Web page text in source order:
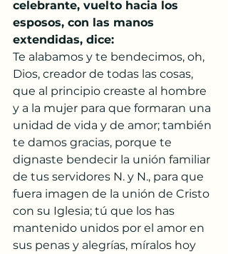
celebrante, vuelto hacia los
esposos, con las manos
extendidas, dice:
Te alabamos y te bendecimos, oh,
Dios, creador de todas las cosas,
que al principio creaste al hombre
y a la mujer para que formaran una
unidad de vida y de amor; también
te damos gracias, porque te
dignaste bendecir la unión familiar
de tus servidores N. y N., para que
fuera imagen de la unión de Cristo
con su Iglesia; tú que los has
mantenido unidos por el amor en
sus penas y alegrías, míralos hoy